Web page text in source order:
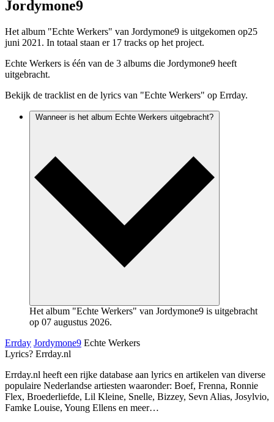
Jordymone9
Het album "Echte Werkers" van Jordymone9 is uitgekomen op25
juni 2021. In totaal staan er 17 tracks op het project.
Echte Werkers is één van de 3 albums die Jordymone9 heeft
uitgebracht.
Bekijk de tracklist en de lyrics van "Echte Werkers" op Errday.
Wanneer is het album Echte Werkers uitgebracht?
Het album "Echte Werkers" van Jordymone9 is uitgebracht
op 07 augustus 2026.
Errday Jordymone9 Echte Werkers
Lyrics? Errday.nl
Errday.nl heeft een rijke database aan lyrics en artikelen van diverse
populaire Nederlandse artiesten waaronder: Boef, Frenna, Ronnie
Flex, Broederliefde, Lil Kleine, Snelle, Bizzey, Sevn Alias, Josylvio,
Famke Louise, Young Ellens en meer…